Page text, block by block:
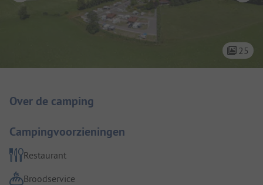
25
Over de camping
Campingvoorzieningen
Restaurant
Broodservice